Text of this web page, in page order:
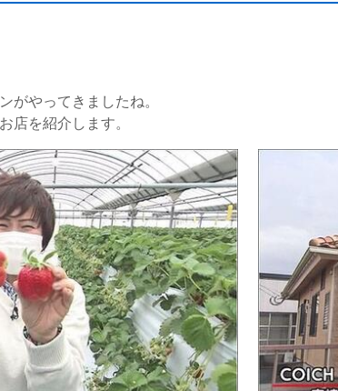
がやってきましたね。
店を紹介します。